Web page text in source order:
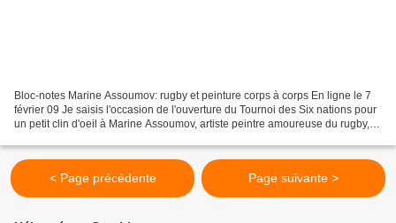
Bloc-notes Marine Assoumov: rugby et peinture corps à corps En ligne le 7
février 09 Je saisis l'occasion de l'ouverture du Tournoi des Six nations pour
un petit clin d'oeil à Marine Assoumov, artiste peintre amoureuse du rugby,
< Page précédente Page suivante >